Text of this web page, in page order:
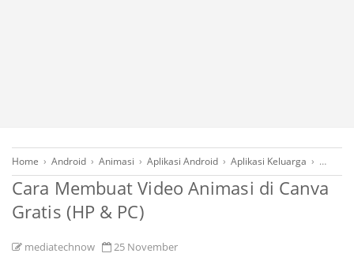
Home › Android › Animasi › Aplikasi Android › Aplikasi Keluarga › Canva
Cara Membuat Video Animasi di Canva
Gratis (HP & PC)
mediatechnow 25 November